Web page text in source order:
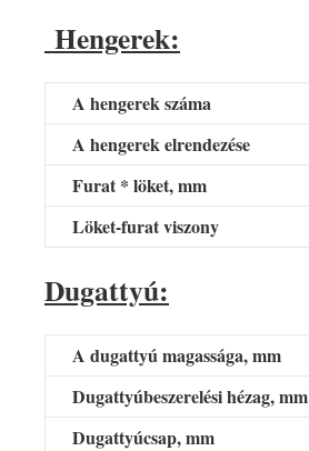
Hengerek:
A hengerek száma
A hengerek elrendezése
Furat * löket, mm
Löket-furat viszony
Dugattyú:
A dugattyú magassága, mm
Dugattyúbeszerelési hézag, mm
Dugattyúcsap, mm